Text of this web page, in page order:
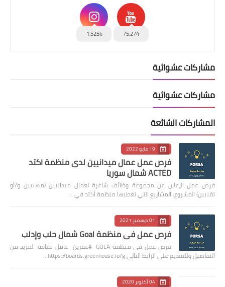
75,274
1,525k
مشاركات عشوائية
مشاركات عشوائية
المشاركات الشائعة
19 مايو 2022
فرص عمل عمال ميدانيين لدى منظمة اكتد
ACTED شمال سوريا
فرص عمل الإعلان عن مجموعة وظائف شاغرة لعمال ميدانيين (مهنيين و/أو
تقنيين) المشروع: المشاريع التي تغطيها منظمة أكتد في …
01 ديسمبر 2021
فرص عمل في منظمة Goal شمال حلب وإدلب
فرص عمل في منظمة GOLA #عفرين عامل نظافة لمزيد من
التفاصيل وللتقديم على الرابط التالي https://boards.greenhouse.io/g…
04 أكتوبر 2020